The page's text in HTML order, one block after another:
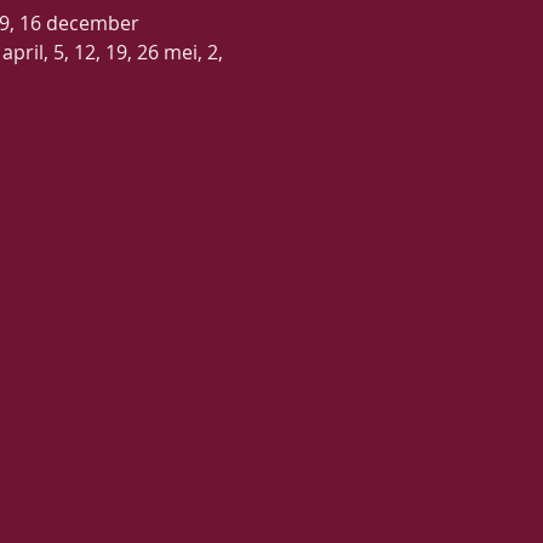
16 december
5, 12, 19, 26 mei, 2,